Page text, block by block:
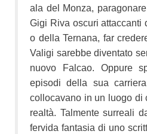
ala del Monza,
Gigi Riva oscuri attaccanti
o della Ternana, far
Valigi sarebbe diventato
nuovo Falcao. Oppure
episodi della sua
collocavano in un luogo di
realtà. Talmente surreali
fervida fantasia di uno